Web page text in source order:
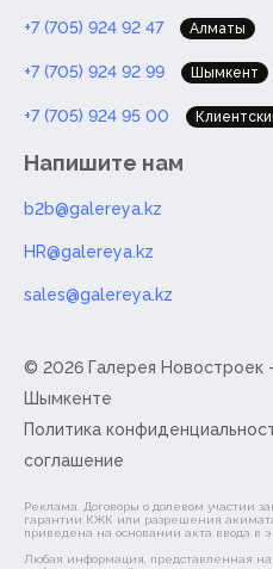
+7 (705) 924 92 47 Алматы
+7 (705) 924 92 99 Шымкент
+7 (705) 924 95 00
Напишите нам
b2b@galereya.kz
HR@galereya.kz
sales@galereya.kz
© 2026 Галерея Новостроек -
Шымкенте
Политика
соглашение
Реклама. Договоры о долевом участии
гарантии КЖК или разрешения
приведена на основании акта ввода в
Любая информация, представленная